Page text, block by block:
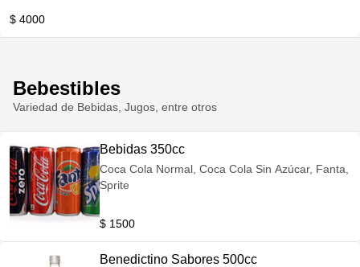
$ 4000
Bebestibles
Variedad de Bebidas, Jugos, entre otros
Bebidas 350cc
Coca Cola Normal, Coca Cola Sin Azúcar, Fanta,
Sprite
$ 1500
Benedictino Sabores 500cc